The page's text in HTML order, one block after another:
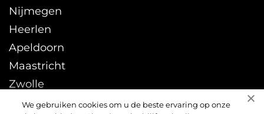
We gebruiken cookies om u de beste ervaring op onze
Nijmegen
Heerlen
Apeldoorn
Maastricht
Zwolle
Leeuwarden